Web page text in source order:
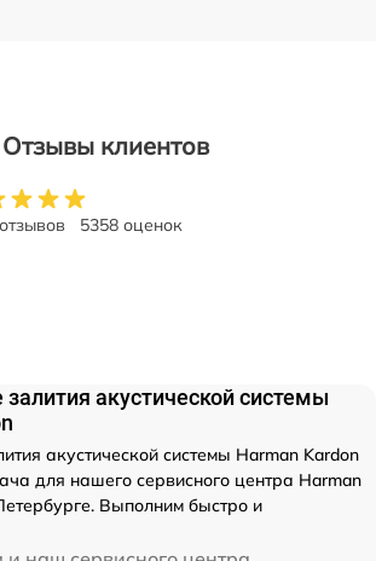
Отзывы клиентов
5358 оценок
акустической системы
акустической системы Harman Kardon
для нашего сервисного центра Harman
Выполним быстро и